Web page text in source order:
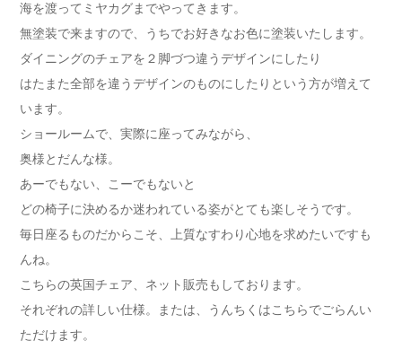
海を渡ってミヤカグまでやってきます。
無塗装で来ますので、うちでお好きなお色に塗装いたします。
ダイニングのチェアを２脚づつ違うデザインにしたり
はたまた全部を違うデザインのものにしたりという方が増えて
います。
ショールームで、実際に座ってみながら、
奥様とだんな様。
あーでもない、こーでもないと
どの椅子に決めるか迷われている姿がとても楽しそうです。
毎日座るものだからこそ、上質なすわり心地を求めたいですも
んね。
こちらの英国チェア、ネット販売もしております。
それぞれの詳しい仕様。または、うんちくはこちらでごらんい
ただけます。